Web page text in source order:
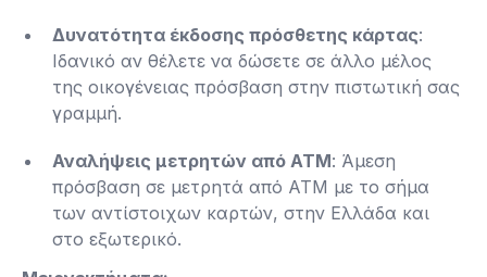
Δυνατότητα έκδοσης πρόσθετης κάρτας:
Ιδανικό αν θέλετε να δώσετε σε άλλο μέλος
της οικογένειας πρόσβαση στην πιστωτική σας
γραμμή​.
Αναλήψεις μετρητών από ATM: Άμεση
πρόσβαση σε μετρητά από ATM με το σήμα
των αντίστοιχων καρτών, στην Ελλάδα και
στο εξωτερικό​.